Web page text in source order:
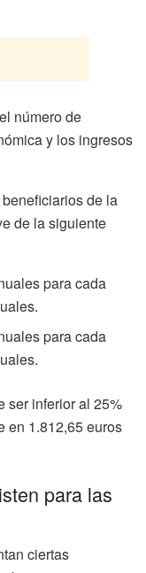
número de
y los ingresos
de la
de la siguiente
para cada
para cada
ser inferior al 25%
en 1.812,65 euros
para las
ciertas